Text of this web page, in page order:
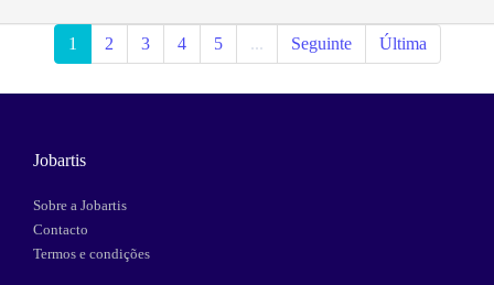
1 2 3 4 5 ... Seguinte Última
Jobartis
Sobre a Jobartis
Contacto
Termos e condições